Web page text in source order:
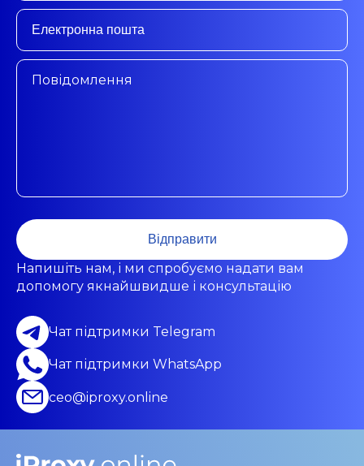
Відправити
Напишіть нам, і ми спробуємо надати вам
допомогу якнайшвидше і консультацію
Чат підтримки Telegram
Чат підтримки WhatsApp
ceo@iproxy.online